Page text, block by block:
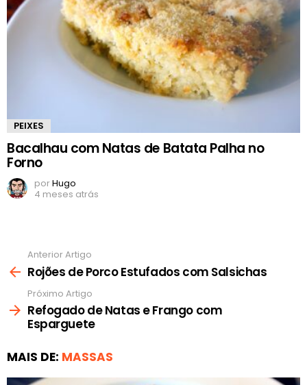
PEIXES
Bacalhau com Natas de Batata Palha no
Forno
porHugo
4 meses atrás
mais
Anterior Artigo
Rojões de Porco Estufados com Salsichas
Próximo Artigo
Refogado de Natas e Frango com
Esparguete
MAIS DE: MASSAS